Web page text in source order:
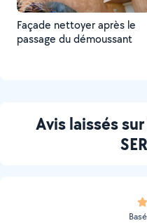
Façade nettoyer après le
passage du démoussant
Avis laissés